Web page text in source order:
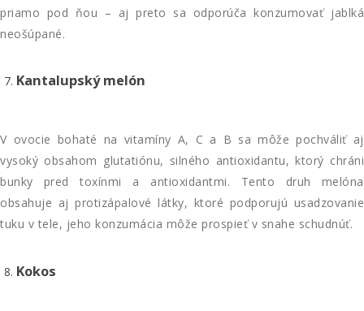
priamo pod ňou – aj preto sa odporúča konzumovať jablká
neošúpané.
Kantalupský melón
V ovocie bohaté na vitamíny A, C a B sa môže pochváliť aj
vysoký obsahom glutatiónu, silného antioxidantu, ktorý chráni
bunky pred toxínmi a antioxidantmi. Tento druh melóna
obsahuje aj protizápalové látky, ktoré podporujú usadzovanie
tuku v tele, jeho konzumácia môže prospieť v snahe schudnúť.
Kokos